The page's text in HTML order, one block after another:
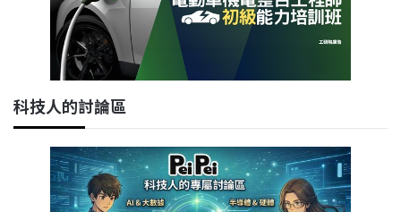
科技人的討論區